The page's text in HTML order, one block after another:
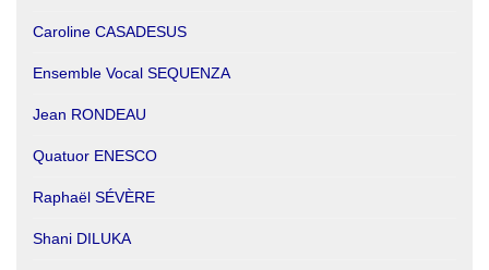
Caroline CASADESUS
Ensemble Vocal SEQUENZA
Jean RONDEAU
Quatuor ENESCO
Raphaël SÉVÈRE
Shani DILUKA